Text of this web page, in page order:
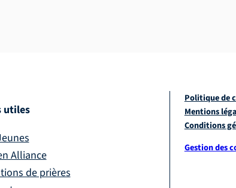
utiles
Alliance
de prières
Politique de
Mentions
Conditions
Gestion des